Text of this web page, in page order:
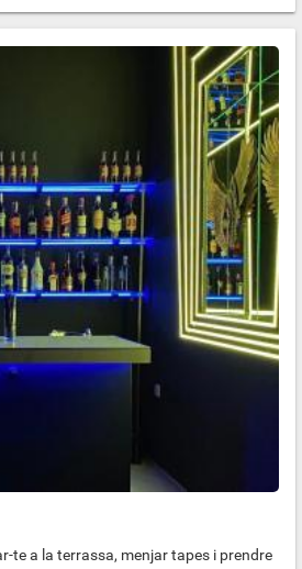
te a la terrassa, menjar tapes i prendre